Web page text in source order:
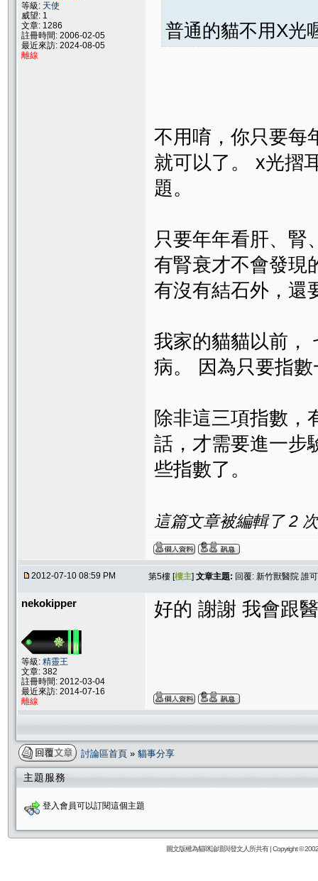
等級: 天使
威望: 1
文章: 1286
註冊時間: 2006-02-05
最近來訪: 2024-08-05
離線
普通的貓不用X光
不用唷，你只要每
就可以了。 x光摺
題。
只要年年看肝、腎
有腎衰才不會發現
有沒有結石外，還
我家的貓貓以前，
病。 因為只要指
除非這三項指數，
話，才需要進一步
些指數了。
這篇文章被編輯了 2
2012-07-10 08:59 PM 第5樓 [樓主] 文章主題: 回覆: 新竹獸醫院 誰
nekokipper
等級: 精靈王
文章: 382
註冊時間: 2012-03-04
最近來訪: 2014-07-16
離線
好的 謝謝 我會跟
討論區首頁 » 貓事分享
主題服務
登入會員可以訂閱這個主題
圖文版權為貓咪論壇與發文人所共有 | Copyright ©